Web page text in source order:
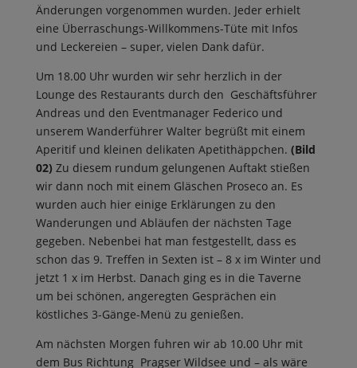
Änderungen vorgenommen wurden. Jeder erhielt
eine Überraschungs-Willkommens-Tüte mit Infos
und Leckereien – super, vielen Dank dafür.
Um 18.00 Uhr wurden wir sehr herzlich in der
Lounge des Restaurants durch den Geschäftsführer
Andreas und den Eventmanager Federico und
unserem Wanderführer Walter begrüßt mit einem
Aperitif und kleinen delikaten Apetithäppchen. (Bild
02) Zu diesem rundum gelungenen Auftakt stießen
wir dann noch mit einem Gläschen Proseco an. Es
wurden auch hier einige Erklärungen zu den
Wanderungen und Abläufen der nächsten Tage
gegeben. Nebenbei hat man festgestellt, dass es
schon das 9. Treffen in Sexten ist – 8 x im Winter und
jetzt 1 x im Herbst. Danach ging es in die Taverne
um bei schönen, angeregten Gesprächen ein
köstliches 3-Gänge-Menü zu genießen.
Am nächsten Morgen fuhren wir ab 10.00 Uhr mit
dem Bus Richtung Pragser Wildsee und – als wäre